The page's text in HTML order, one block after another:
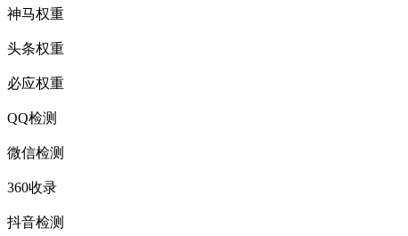
神马权重
头条权重
必应权重
QQ检测
微信检测
360收录
抖音检测